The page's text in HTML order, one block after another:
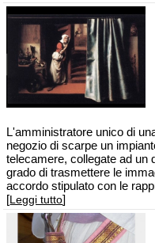
L'amministratore unico di
negozio di scarpe un
telecamere, collegate ad un
grado di trasmettere le
accordo stipulato con le
[Leggi tutto]